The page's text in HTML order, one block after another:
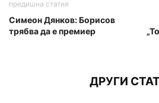
предишна статия
Симеон Дянков: Борисов
трябва да е премиер
ДРУГИ